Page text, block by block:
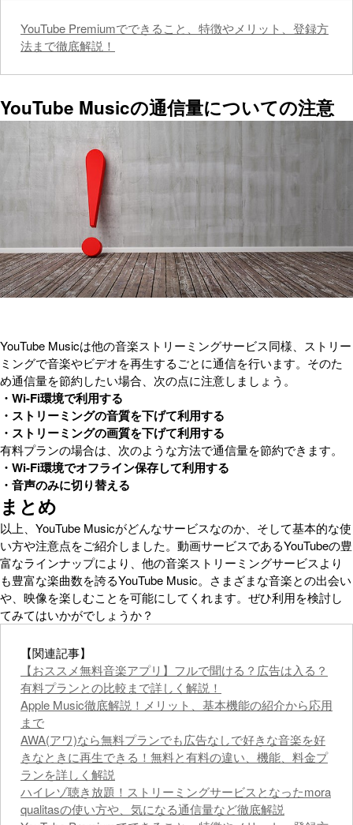
YouTube Premiumでできること、特徴やメリット、登録方
法まで徹底解説！
YouTube Musicの通信量についての注意
YouTube Musicは他の音楽ストリーミングサービス同様、ストリー
ミングで音楽やビデオを再生するごとに通信を行います。そのた
め通信量を節約したい場合、次の点に注意しましょう。
・Wi-Fi環境で利用する
・ストリーミングの音質を下げて利用する
・ストリーミングの画質を下げて利用する
有料プランの場合は、次のような方法で通信量を節約できます。
・Wi-Fi環境でオフライン保存して利用する
・音声のみに切り替える
まとめ
以上、YouTube Musicがどんなサービスなのか、そして基本的な使
い方や注意点をご紹介しました。動画サービスであるYouTubeの豊
富なラインナップにより、他の音楽ストリーミングサービスより
も豊富な楽曲数を誇るYouTube Music。さまざまな音楽との出会い
や、映像を楽しむことを可能にしてくれます。ぜひ利用を検討し
てみてはいかがでしょうか？
【関連記事】
【おススメ無料音楽アプリ】フルで聞ける？広告は入る？
有料プランとの比較まで詳しく解説！
Apple Music徹底解説！メリット、基本機能の紹介から応用
まで
AWA(アワ)なら無料プランでも広告なしで好きな音楽を好
きなときに再生できる！無料と有料の違い、機能、料金プ
ランを詳しく解説
ハイレゾ聴き放題！ストリーミングサービスとなったmora
qualitasの使い方や、気になる通信量など徹底解説